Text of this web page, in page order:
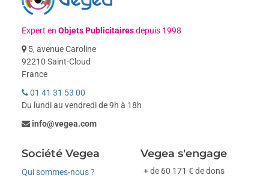
Expert enObjets Publicitairesdepuis 1998
5, avenue Caroline
92210 Saint-Cloud
France
01 41 31 53 00
Du lundi au vendredi de 9h à 18h
info@vegea.com
Société Vegea
Qui sommes-nous ?
Vegea s'engage
+ de 60 171 € de dons